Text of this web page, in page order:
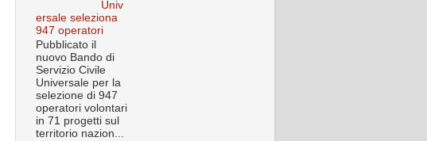
Univ
ersale seleziona
947 operatori
Pubblicato il
nuovo Bando di
Servizio Civile
Universale per la
selezione di 947
operatori volontari
in 71 progetti sul
territorio nazion...